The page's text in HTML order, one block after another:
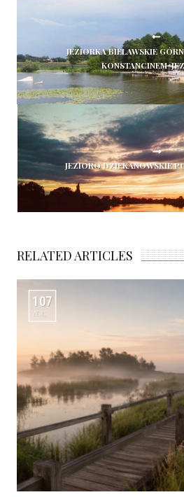
JEZIORKA BIELAWSKIE
KONSTANCINEM-
JEZIORO DZIEKANOWSKIE
RELATED ARTICLES
107
VIEWS